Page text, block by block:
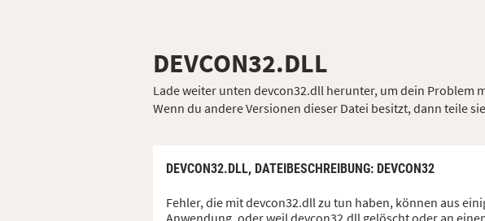
DEVCON32.DLL
Lade weiter unten devcon32.dll herunter, um dein Problem
Wenn du andere Versionen dieser Datei besitzt, dann teile
DEVCON32.DLL, DATEIBESCHREIBUNG: DEVCON32
Fehler, die mit devcon32.dll zu tun haben, können aus